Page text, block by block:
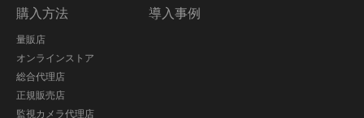
購入方法
量販店
オンラインストア
総合代理店
正規販売店
監視カメラ代理店
導入事例